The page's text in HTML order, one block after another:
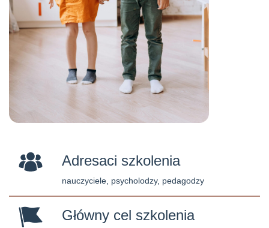
Adresaci szkolenia
nauczyciele, psycholodzy, pedagodzy
Główny cel szkolenia